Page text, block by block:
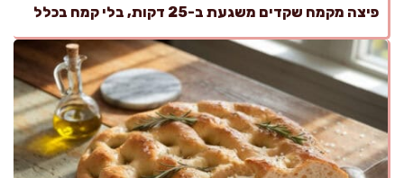
פיצה מקמח שקדים משגעת ב-25 דקות, בלי קמח בכלל